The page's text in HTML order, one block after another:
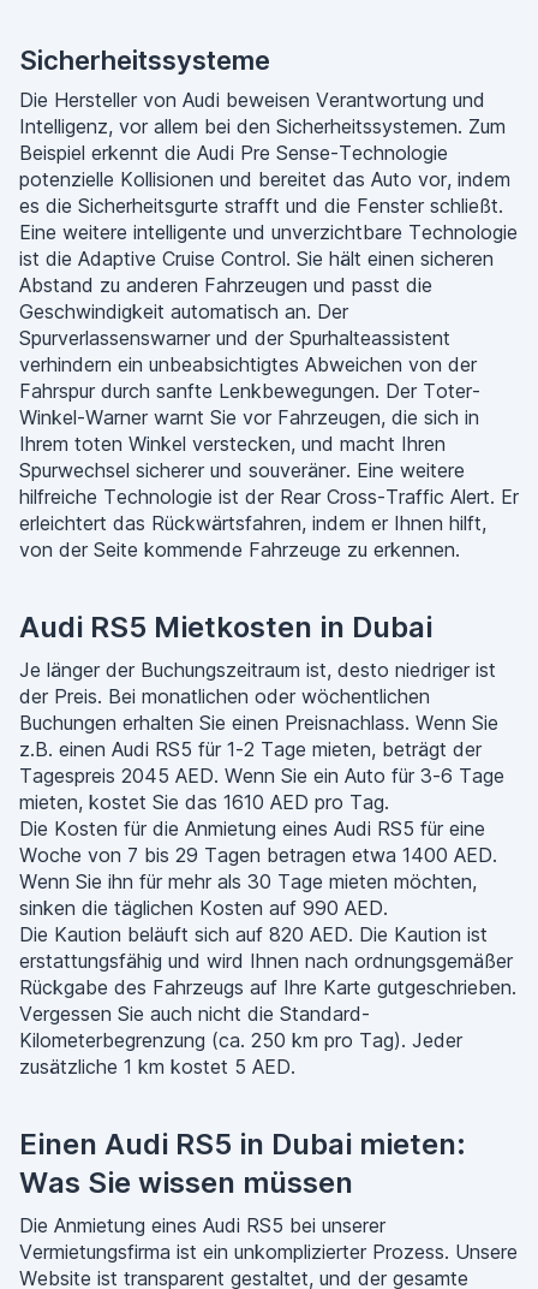
Sicherheitssysteme
Die Hersteller von Audi beweisen Verantwortung und
Intelligenz, vor allem bei den Sicherheitssystemen. Zum
Beispiel erkennt die Audi Pre Sense-Technologie
potenzielle Kollisionen und bereitet das Auto vor, indem
es die Sicherheitsgurte strafft und die Fenster schließt.
Eine weitere intelligente und unverzichtbare Technologie
ist die Adaptive Cruise Control. Sie hält einen sicheren
Abstand zu anderen Fahrzeugen und passt die
Geschwindigkeit automatisch an. Der
Spurverlassenswarner und der Spurhalteassistent
verhindern ein unbeabsichtigtes Abweichen von der
Fahrspur durch sanfte Lenkbewegungen. Der Toter-
Winkel-Warner warnt Sie vor Fahrzeugen, die sich in
Ihrem toten Winkel verstecken, und macht Ihren
Spurwechsel sicherer und souveräner. Eine weitere
hilfreiche Technologie ist der Rear Cross-Traffic Alert. Er
erleichtert das Rückwärtsfahren, indem er Ihnen hilft,
von der Seite kommende Fahrzeuge zu erkennen.
Audi RS5 Mietkosten in Dubai
Je länger der Buchungszeitraum ist, desto niedriger ist
der Preis. Bei monatlichen oder wöchentlichen
Buchungen erhalten Sie einen Preisnachlass. Wenn Sie
z.B. einen Audi RS5 für 1-2 Tage mieten, beträgt der
Tagespreis 2045 AED. Wenn Sie ein Auto für 3-6 Tage
mieten, kostet Sie das 1610 AED pro Tag.
Die Kosten für die Anmietung eines Audi RS5 für eine
Woche von 7 bis 29 Tagen betragen etwa 1400 AED.
Wenn Sie ihn für mehr als 30 Tage mieten möchten,
sinken die täglichen Kosten auf 990 AED.
Die Kaution beläuft sich auf 820 AED. Die Kaution ist
erstattungsfähig und wird Ihnen nach ordnungsgemäßer
Rückgabe des Fahrzeugs auf Ihre Karte gutgeschrieben.
Vergessen Sie auch nicht die Standard-
Kilometerbegrenzung (ca. 250 km pro Tag). Jeder
zusätzliche 1 km kostet 5 AED.
Einen Audi RS5 in Dubai mieten:
Was Sie wissen müssen
Die Anmietung eines Audi RS5 bei unserer
Vermietungsfirma ist ein unkomplizierter Prozess. Unsere
Website ist transparent gestaltet, und der gesamte